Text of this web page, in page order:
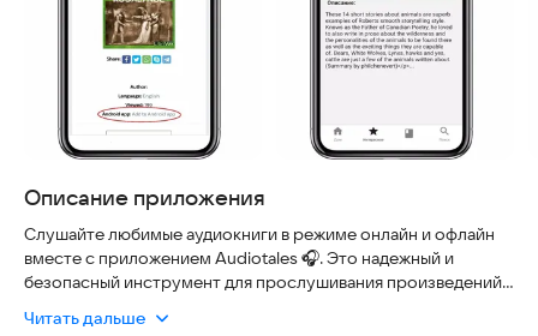
Описание приложения
Слушайте любимые аудиокниги в режиме онлайн и офлайн
вместе с приложением Audiotales 🎧. Это надежный и
безопасный инструмент для прослушивания произведений,
волонтерами со всего мира. Все материалы доступны
Читать дальше